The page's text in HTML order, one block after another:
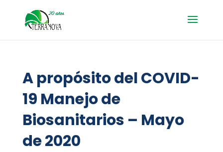
A propósito del COVID-
19 Manejo de
Biosanitarios – Mayo
de 2020